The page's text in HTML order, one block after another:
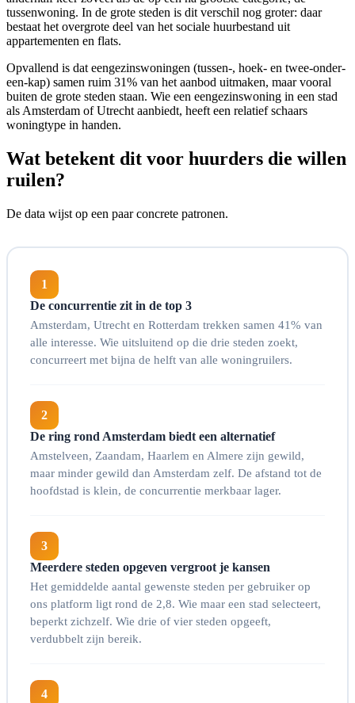
tussenwoning. In de grote steden is dit verschil nog groter: daar
bestaat het overgrote deel van het sociale huurbestand uit
appartementen en flats.
Opvallend is dat eengezinswoningen (tussen-, hoek- en twee-onder-
een-kap) samen ruim 31% van het aanbod uitmaken, maar vooral
buiten de grote steden staan. Wie een eengezinswoning in een stad
als Amsterdam of Utrecht aanbiedt, heeft een relatief schaars
woningtype in handen.
Wat betekent dit voor huurders die willen
ruilen?
De data wijst op een paar concrete patronen.
1
De concurrentie zit in de top 3
Amsterdam, Utrecht en Rotterdam trekken samen 41% van
alle interesse. Wie uitsluitend op die drie steden zoekt,
concurreert met bijna de helft van alle woningruilers.
2
De ring rond Amsterdam biedt een alternatief
Amstelveen, Zaandam, Haarlem en Almere zijn gewild,
maar minder gewild dan Amsterdam zelf. De afstand tot de
hoofdstad is klein, de concurrentie merkbaar lager.
3
Meerdere steden opgeven vergroot je kansen
Het gemiddelde aantal gewenste steden per gebruiker op
ons platform ligt rond de 2,8. Wie maar een stad selecteert,
beperkt zichzelf. Wie drie of vier steden opgeeft,
verdubbelt zijn bereik.
4